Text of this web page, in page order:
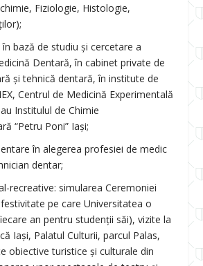
Fiziologie, Histologie,
bază de studiu și cercetare a
Dentară, în cabinet private de
și tehnică dentară, în institute de
Centrul de Medicină Experimentală
Institulul de Chimie
“Petru Poni” Iași;
în alegerea profesiei de medic
dentar;
recreative: simularea Ceremoniei
pe care Universitatea o
an pentru studenții săi), vizite la
Iași, Palatul Culturii, parcul Palas,
obiective turistice și culturale din